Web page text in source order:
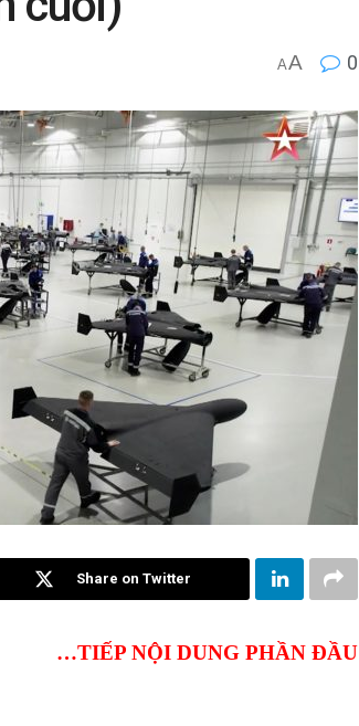
AA 0
Share on Twitter
…TIẾP NỘI DUNG PHẦN ĐẦU